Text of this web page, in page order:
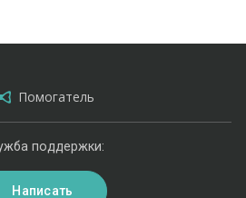
Помогатель
поддержки:
Написать